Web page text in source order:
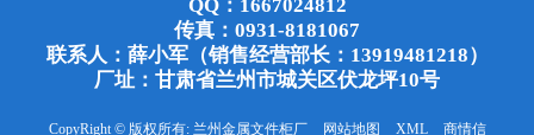
QQ：1667024812
传真：0931-8181067
联系人：薛小军（销售经营部长：13919481218）
厂址：甘肃省兰州市城关区伏龙坪10号
CopyRight © 版权所有: 兰州金属文件柜厂 网站地图 XML 商情信